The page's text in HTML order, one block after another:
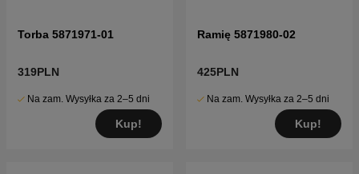
Torba 5871971-01
319PLN
Na zam. Wysyłka za 2–5 dni
Kup!
Ramię 5871980-02
425PLN
Na zam. Wysyłka za 2–5 dni
Kup!